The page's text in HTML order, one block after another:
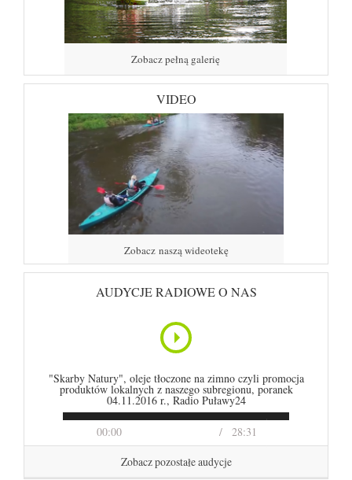
Zobacz pełną galerię
VIDEO
Zobacz naszą wideotekę
AUDYCJE RADIOWE O NAS
00:00 28:31
"Skarby Natury", oleje tłoczone na zimno czyli promocja
produktów lokalnych z naszego subregionu, poranek
04.11.2016 r., Radio Puławy24
Zobacz pozostałe audycje